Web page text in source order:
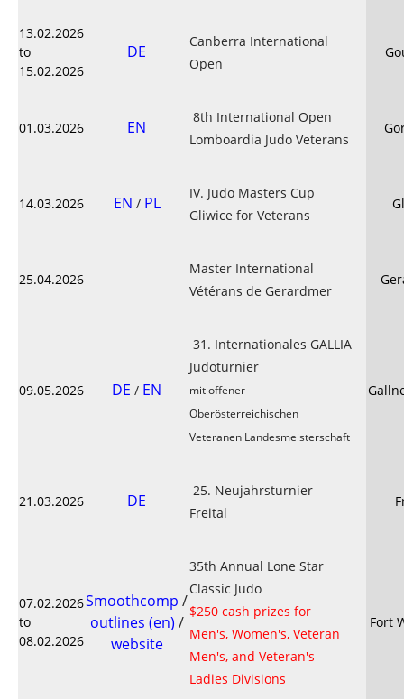
13.02.2026
to
15.02.2026
DE
Canberra International
Open
01.03.2026 EN
8th International Open
Lomboardia Judo Veterans
14.03.2026 EN / PL
IV. Judo Masters Cup
Gliwice for Veterans
25.04.2026
Master International
Vétérans de Gerardmer
09.05.2026 DE / EN
31. Internationales GALLIA
Judoturnier
mit offener
Oberösterreichischen
Veteranen Landesmeisterschaft
21.03.2026 DE
25. Neujahrsturnier
Freital
07.02.2026
to
08.02.2026
Smoothcomp /
outlines (en) /
website
35th Annual Lone Star
Classic Judo
$250 cash prizes for
Men's, Women's, Veteran
Men's, and Veteran's
Ladies Divisions
Fort